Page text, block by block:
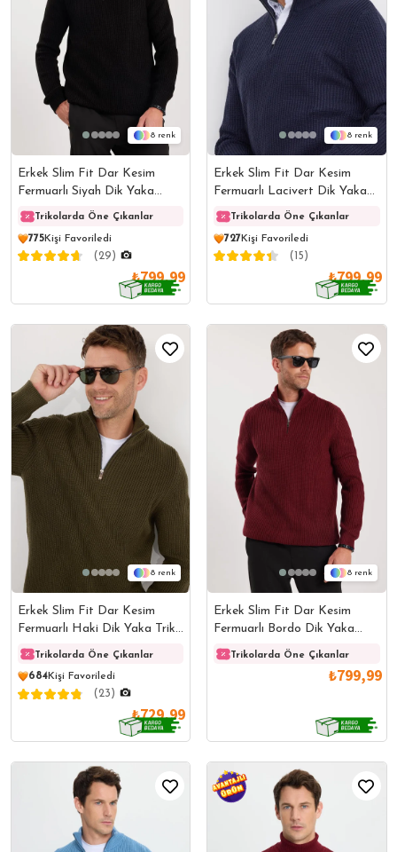
8
Erkek Slim Fit Dar Kesim
Fermuarlı Siyah Dik Yaka
Triko Kazak
Trikolarda Öne Çıkanlar Trikolarda Öne Çıkanlar
775Kişi Favoriledi
(29)
₺799,99
8
Erkek Slim Fit Dar Kesim
Fermuarlı Lacivert Dik Yaka
Triko Kazak
Trikolarda Öne Çıkanlar
727 Kişi Favoriledi
(15)
₺799,99
8
Erkek Slim Fit Dar Kesim
Fermuarlı Haki Dik Yaka Triko
Kazak
Trikolarda Öne Çıkanlar Trikolarda Öne Çıkanlar
684Kişi Favoriledi
(23)
₺729,99
8
Erkek Slim Fit Dar Kesim
Fermuarlı Bordo Dik Yaka
Triko Kazak
Trikolarda Öne Çıkanlar
₺799,99